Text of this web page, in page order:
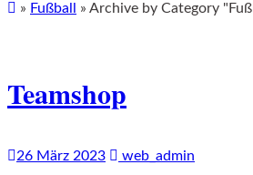
» Fußball » Archive by Category
Teamshop
26 März 2023 web_admin